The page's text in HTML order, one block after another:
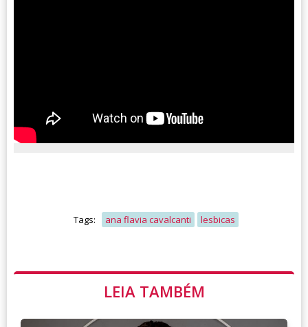
Tags: ana flavia cavalcanti lesbicas
LEIA TAMBÉM